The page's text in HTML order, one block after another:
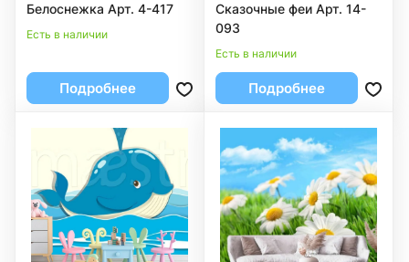
Белоснежка Арт. 4-417
Есть в наличии
Подробнее
Сказочные феи Арт. 14-
093
Есть в наличии
Подробнее